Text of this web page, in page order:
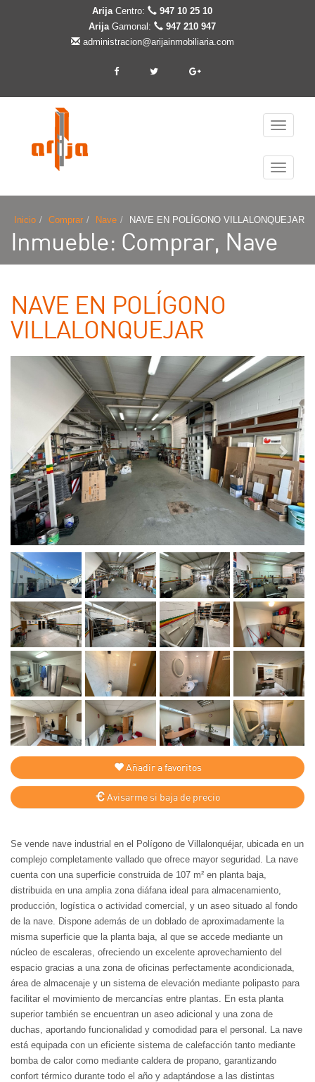
ArijaCentro:
947 10 25 10
ArijaGamonal:
947 210 947
administracion@arijainmobiliaria.com
Cambiar
Cambiar
Inicio Comprar Nave NAVE EN POLÍGONO VILLALONQUEJAR
Inmueble: Comprar, Nave
NAVE EN POLÍGONO
VILLALONQUEJAR
Añadir a favoritos
Avisarme si baja de precio
Se vende nave industrial en el Polígono de Villalonquéjar, ubicada en un
complejo completamente vallado que ofrece mayor seguridad. La nave
cuenta con una superficie construida de 107 m² en planta baja,
distribuida en una amplia zona diáfana ideal para almacenamiento,
producción, logística o actividad comercial, y un aseo situado al fondo
de la nave. Dispone además de un doblado de aproximadamente la
misma superficie que la planta baja, al que se accede mediante un
núcleo de escaleras, ofreciendo un excelente aprovechamiento del
espacio gracias a una zona de oficinas perfectamente acondicionada,
área de almacenaje y un sistema de elevación mediante polipasto para
facilitar el movimiento de mercancías entre plantas. En esta planta
superior también se encuentran un aseo adicional y una zona de
duchas, aportando funcionalidad y comodidad para el personal. La nave
está equipada con un eficiente sistema de calefacción tanto mediante
bomba de calor como mediante caldera de propano, garantizando
confort térmico durante todo el año y adaptándose a las distintas